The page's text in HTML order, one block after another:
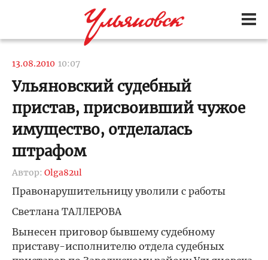
13.08.2010 10:07
Ульяновский судебный
пристав, присвоивший чужое
имущество, отделалась
штрафом
Автор: Olga82ul
Правонарушительницу уволили с работы
Светлана ТАЛЛЕРОВА
Вынесен приговор бывшему судебному
приставу-исполнителю отдела судебных